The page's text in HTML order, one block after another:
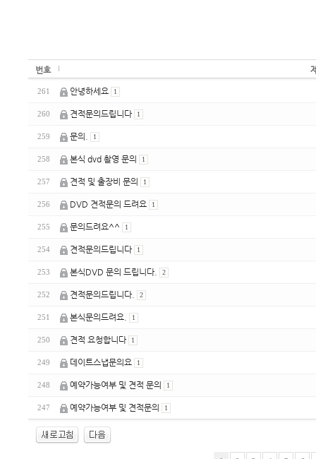
번호
261 안녕하세요 1
260 견적문의드립니다 1
259 문의. 1
258 본식 dvd 촬영 문의 1
257 견적 및 출장비 문의 1
256 DVD 견적문의 드려요 1
255 문의드려요^^ 1
254 견적문의드립니다 1
253 본식DVD 문의 드립니다. 2
252 견적문의드립니다. 2
251 본식문의드려요. 1
250 견적 요청합니다 1
249 데이트스냅문의요 1
248 예약가능여부 및 견적 문의 1
247 예약가능여부 및 견적문의 1